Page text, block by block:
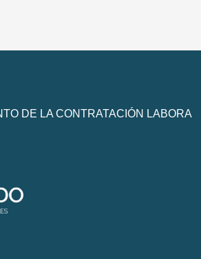
DE LA CONTRATACIÓN LABORA